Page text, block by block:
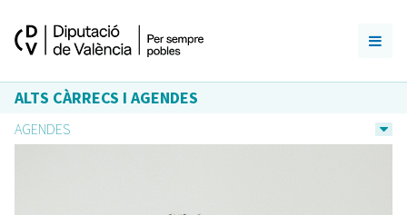
ALTS CÀRRECS I AGENDES
AGENDES